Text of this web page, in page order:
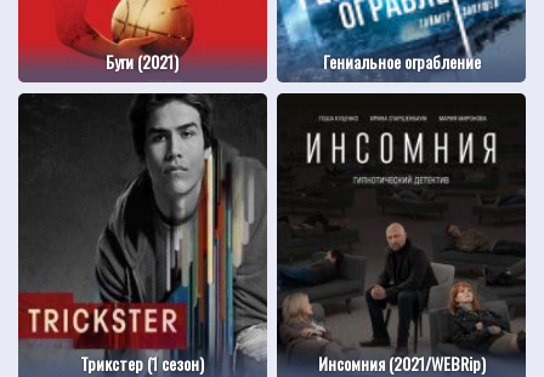
Буги (2021) Гениальное ограбление
Трикстер (1 сезон) Инсомния (2021/WEBRip)